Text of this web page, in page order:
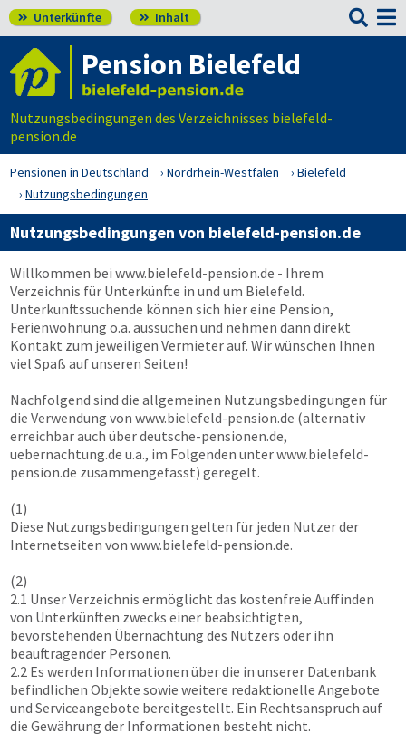
 Unterkünfte  Inhalt 
Pension Bielefeld
Nutzungsbedingungen des Verzeichnisses bielefeld-
pension.de
Pensionen in Deutschland Nordrhein-Westfalen
Bielefeld
Nutzungsbedingungen
Nutzungsbedingungen von bielefeld-pension.de
Willkommen bei www.bielefeld-pension.de - Ihrem
Verzeichnis für Unterkünfte in und um Bielefeld.
Unterkunftssuchende können sich hier eine Pension,
Ferienwohnung o.ä. aussuchen und nehmen dann direkt
Kontakt zum jeweiligen Vermieter auf. Wir wünschen Ihnen
viel Spaß auf unseren Seiten!
Nachfolgend sind die allgemeinen Nutzungsbedingungen für
die Verwendung von www.bielefeld-pension.de (alternativ
erreichbar auch über deutsche-pensionen.de,
uebernachtung.de u.a., im Folgenden unterwww.bielefeld-
pension.de zusammengefasst) geregelt.
(1)
Diese Nutzungsbedingungen gelten für jeden Nutzer der
Internetseiten von www.bielefeld-pension.de.
(2)
2.1 Unser Verzeichnis ermöglicht das kostenfreie Auffinden
von Unterkünften zwecks einer beabsichtigten,
bevorstehenden Übernachtung des Nutzers oder ihn
beauftragender Personen.
2.2 Es werden Informationen über die in unserer Datenbank
befindlichen Objekte sowie weitere redaktionelle Angebote
und Serviceangebote bereitgestellt. Ein Rechtsanspruch auf
die Gewährung der Informationen besteht nicht.